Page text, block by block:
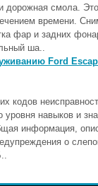
дорожная смола.
времени.
фар и задних
ша..
Ford
кодов
уровня навыков и
информация,
о